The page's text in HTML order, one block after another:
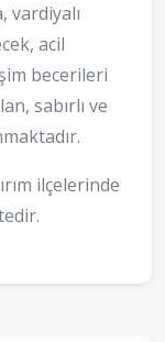
vardiyalı
acil
becerileri
sabırlı ve
ilçelerinde